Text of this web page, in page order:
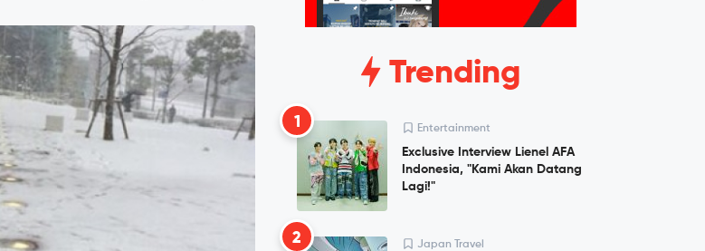
Trending
1 Entertainment
Exclusive Interview Lienel AFA
Indonesia, "Kami Akan Datang
Lagi!"
2 Japan Travel